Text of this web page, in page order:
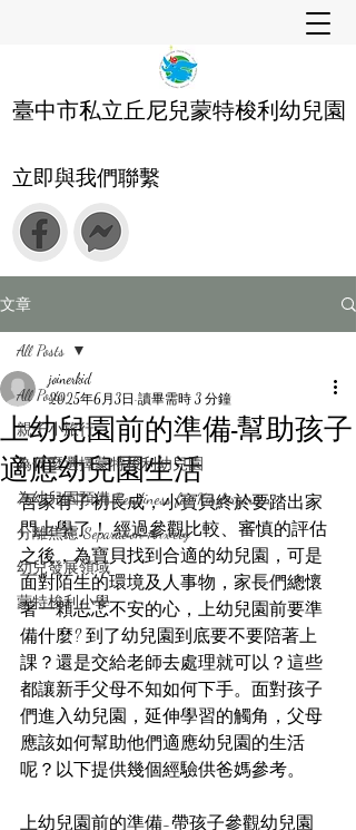
臺中市私立丘尼兒蒙特梭利幼兒園
立即與我們聯繫
文章
All Posts
親子小旅行
為什麼選擇蒙特梭利幼兒園
為幼兒園預備 Readiness for Kindergarten
分離焦慮 Separation Anxiety
幼兒發展領域
蒙特梭利小學
All Posts
上幼兒園前的準備-幫助孩子
適應幼兒園生活
joinerkid
2025年6月3日 讀畢需時 3 分鐘
吾家有子初長成，小寶貝終於要踏出家
門上學了！ 經過參觀比較、審慎的評估
之後，為寶貝找到合適的幼兒園，可是
面對陌生的環境及人事物，家長們總懷
著一顆忐忑不安的心，上幼兒園前要準
備什麼? 到了幼兒園到底要不要陪著上
課？還是交給老師去處理就可以？這些
都讓新手父母不知如何下手。面對孩子
們進入幼兒園，延伸學習的觸角，父母
應該如何幫助他們適應幼兒園的生活
呢？以下提供幾個經驗供爸媽參考。
上幼兒園前的準備-帶孩子參觀幼兒園